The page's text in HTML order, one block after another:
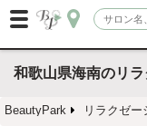
和歌山県海南のリ
BeautyPark リラクゼー